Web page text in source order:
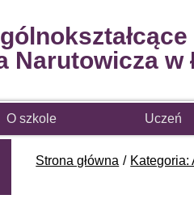
Narutowicza w
O szkole Uczeń
Strona główna Kategoria: